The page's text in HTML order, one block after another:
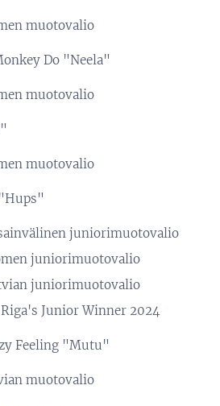
muotovalio
Do "Neela"
muotovalio
muotovalio
juniorimuotovalio
juniorimuotovalio
juniorimuotovalio
Junior Winner 2024
Feeling "Mutu"
muotovalio